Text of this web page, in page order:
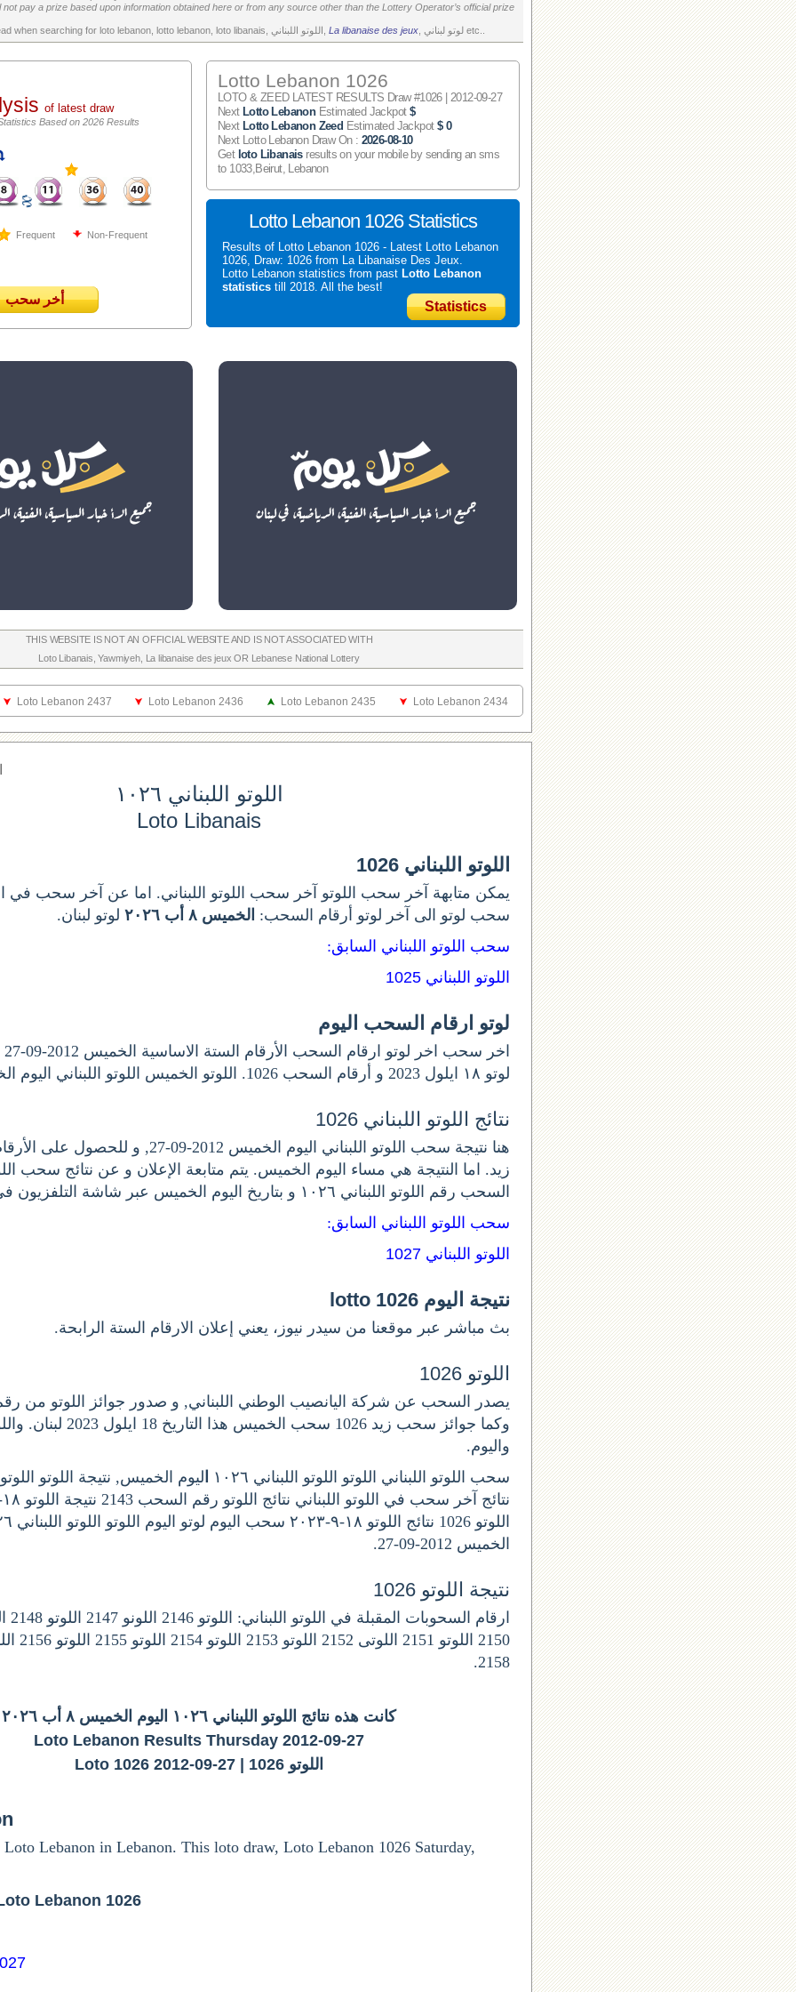
pay a prize based upon information obtained here or from any source other than the Lottery Operator’s official prize
La libanaise des jeux , لوتو لبناني etc..
of latest draw
Based on 2026 Results
Frequent Non-Frequent
أخر سحب
Lotto Lebanon 1026
LOTO & ZEED LATEST RESULTS Draw #1026 | 2012-09-27
Next Lotto LebanonEstimated Jackpot $
Next Lotto Lebanon Zeed Estimated Jackpot $ 0
Next Lotto Lebanon Draw On : 2026-08-10
Get loto Libanaisresults on your mobile by sending an sms
to 1033,Beirut, Lebanon
Lotto Lebanon 1026 Statistics
Results of Lotto Lebanon 1026 - Latest Lotto Lebanon
1026, Draw: 1026 from La Libanaise Des Jeux.
Lotto Lebanon statistics from past Lotto Lebanon
statistics till 2018. All the best!
Statistics
THIS WEBSITE IS NOT AN OFFICIAL WEBSITE AND IS NOT ASSOCIATED WITH
Loto Libanais ,Yawmiyeh, La libanaise des jeux OR Lebanese National Lottery
Loto Lebanon 2437 Loto Lebanon 2436 Loto Lebanon 2435 Loto Lebanon 2434
اللوتو اللبناني ١٠٢٦
Loto Libanais
اللوتو اللبناني 1026
يمكن متابهة آخر سحب اللوتو آخر سحب اللوتو اللبناني. اما عن آخر سحب في
سحب لوتو الى آخر لوتو أرقام السحب: الخميس ٨ أب ٢٠٢٦
لوتو لبنان.
سحب اللوتو اللبناني السابق:
اللوتو اللبناني 1025
لوتو ارقام السحب اليوم
لوتو ١٨ ايلول 2023 و أرقام السحب 1026. اللوتو الخميس اللوتو اللبناني اليوم الخميس من.
نتائج اللوتو اللبناني 1026
هنا نتيجة سحب اللوتو اللبناني اليوم الخميس 2012-09-
زيد. اما النتيجة هي مساء اليوم الخميس. يتم متابعة الإعلان و عن نتائج سحب
السحب رقم اللوتو اللبناني ١٠٢٦
و بتاريخ اليوم الخميس عبر شاشة التلفزيون
سحب اللوتو اللبناني السابق:
اللوتو اللبناني 1027
نتيجة اليوم lotto 1026
بث مباشر عبر موقعنا من سيدر نيوز، يعني إعلان الارقام الستة الرابحة.
اللوتو 1026
وكما جوائز سحب زيد 1026 سحب
واليوم.
سحب اللوتو اللبناني اللوتو اللوتو اللبناني ١٠٢٦
الخميس 2012-09-27.
نتيجة اللوتو 1026
2158.
كانت هذه نتائج اللوتو اللبناني ١٠٢٦ اليوم الخميس ٨ أب ٢٠٢٦
Loto Lebanon Results Thursday 2012-09-27
اللوتو 1026 | Loto 1026 2012-09-27
Lebanon in Lebanon. This loto draw, Loto Lebanon 1026 Saturday,
Lebanon 1026